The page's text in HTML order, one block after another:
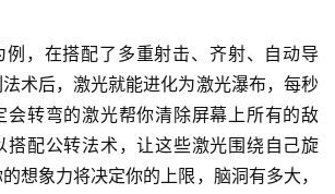
例，在搭配了多重射击、齐射、自动导
术后，激光就能进化为激光瀑布，每秒
会转弯的激光帮你清除屏幕上所有的敌
搭配公转法术，让这些激光围绕自己旋
想象力将决定你的上限，脑洞有多大，